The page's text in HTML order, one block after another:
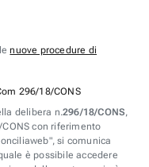
lenuove procedure di
296/18/CONS
delibera n.296/18/CONS,
con riferimento
si comunica
è possibile accedere